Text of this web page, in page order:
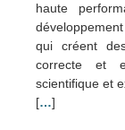
haute
qui créent
correcte et
scientifique et
[…]